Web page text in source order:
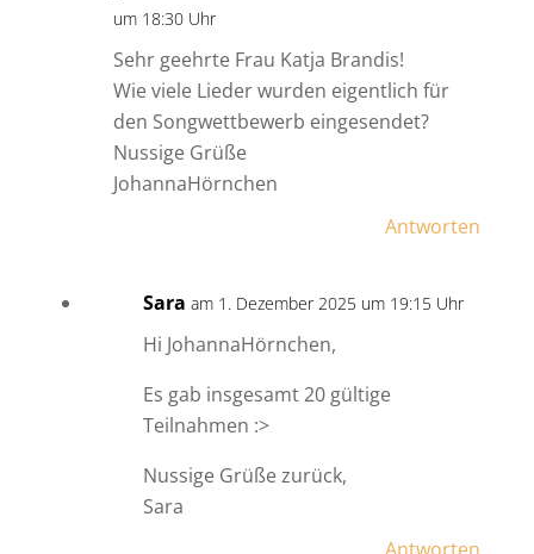
um 18:30 Uhr
Sehr geehrte Frau Katja Brandis!
Wie viele Lieder wurden eigentlich für
den Songwettbewerb eingesendet?
Nussige Grüße
JohannaHörnchen
Antworten
Sara am 1. Dezember 2025 um 19:15 Uhr
Hi JohannaHörnchen,
Es gab insgesamt 20 gültige
Teilnahmen :>
Nussige Grüße zurück,
Sara